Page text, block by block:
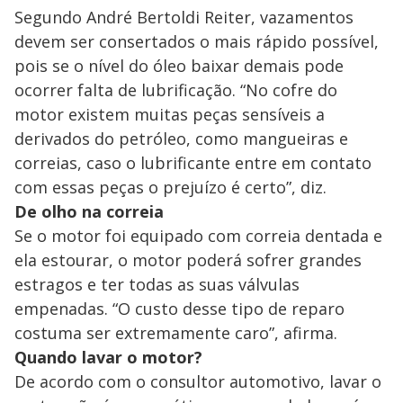
Segundo André Bertoldi Reiter, vazamentos
devem ser consertados o mais rápido possível,
pois se o nível do óleo baixar demais pode
ocorrer falta de lubrificação. “No cofre do
motor existem muitas peças sensíveis a
derivados do petróleo, como mangueiras e
correias, caso o lubrificante entre em contato
com essas peças o prejuízo é certo”, diz.
De olho na correia
Se o motor foi equipado com correia dentada e
ela estourar, o motor poderá sofrer grandes
estragos e ter todas as suas válvulas
empenadas. “O custo desse tipo de reparo
costuma ser extremamente caro”, afirma.
Quando lavar o motor?
De acordo com o consultor automotivo, lavar o